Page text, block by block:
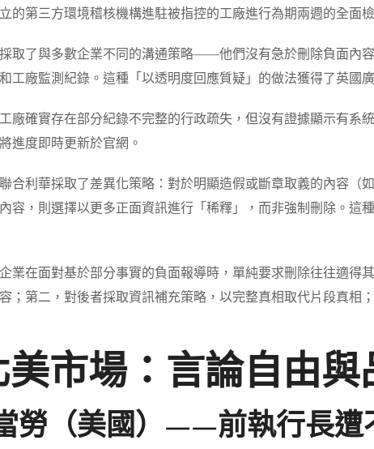
的第三方環境稽核機構進駐被指控的工廠進行為期兩週的全面
取了與多數企業不同的溝通策略——他們沒有急於刪除負面內
工廠監測紀錄。這種「以透明度回應質疑」的做法獲得了英國
廠確實存在部分紀錄不完整的行政疏失，但沒有證據顯示有系
進度即時更新於官網。
合利華採取了差異化策略：對於明顯造假或斷章取義的內容
容，則選擇以更多正面資訊進行「稀釋」，而非強制刪除。這
業在面對基於部分事實的負面報導時，單純要求刪除往往適得
；第二，對後者採取資訊補充策略，以完整真相取代片段真
市場：言論自由
勞（美國）——前執行長遭